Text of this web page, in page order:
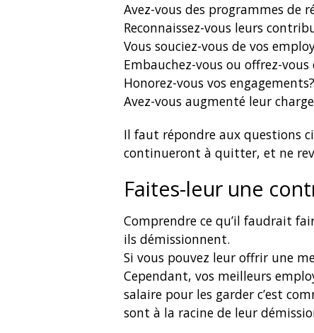
Avez-vous des programmes de
Reconnaissez-vous leurs
Vous souciez-vous de vos
Embauchez-vous ou offrez-
Honorez-vous vos engagements?
Avez-vous augmenté leur
Il faut répondre aux questions
continueront à quitter, et ne
Faites-leur une
Comprendre ce qu’il faudrait
ils démissionnent.
Si vous pouvez leur offrir une
Cependant, vos meilleurs
salaire pour les garder c’est
sont à la racine de leur